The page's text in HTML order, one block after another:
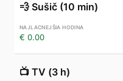
💨 Sušič (10 min)
€ 0.00
📺 TV (3 h)